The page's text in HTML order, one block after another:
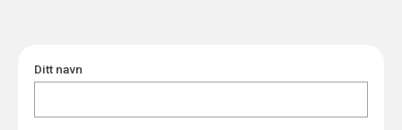
Ditt navn